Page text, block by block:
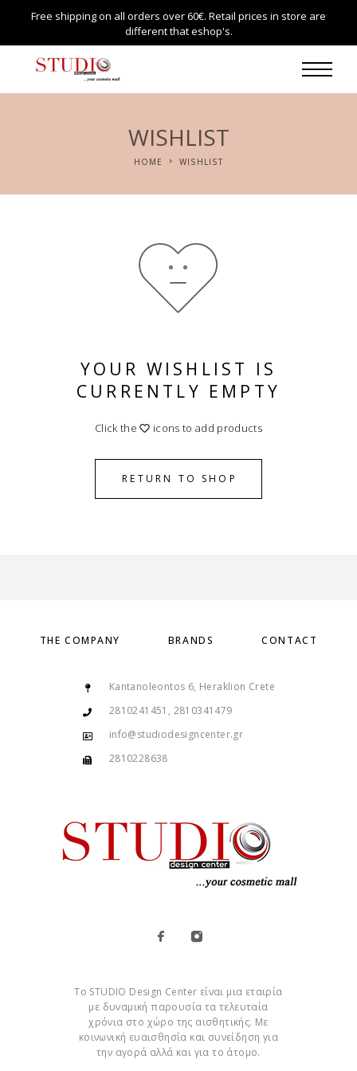
Free shipping on all orders over 60€. Retail prices in store are
different that eshop's.
WISHLIST
HOME WISHLIST
YOUR WISHLIST IS
CURRENTLY EMPTY
Click the icons to add products
RETURN TO SHOP
THE COMPANY BRANDS CONTACT
Kantanoleontos 6, Heraklion Crete
2810241451, 2810341479
info@studiodesigncenter.gr
2810228638
Το STUDIO Design Center είναι μια εταιρία
με δυναμική παρουσία τα τελευταία
χρόνια στο χώρο της αισθητικής. Με
κοινωνική ευαισθησία και συνείδηση για
την αγορά αλλά και για το άτομο.